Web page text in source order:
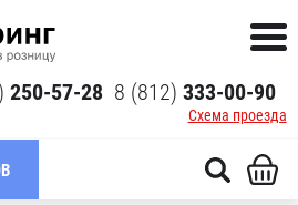
250-57-28 8 (812) 333-00-90
Схема проезда